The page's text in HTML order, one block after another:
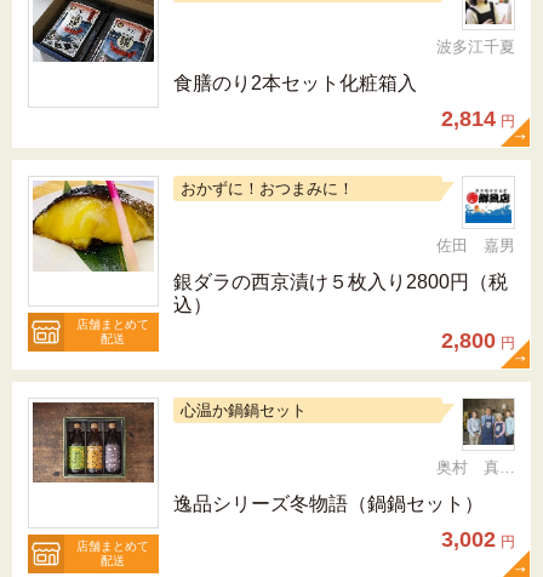
波多江千夏
食膳のり2本セット化粧箱入
2,814 円
店舗まとめて
配送
おかずに！おつまみに！
佐田 嘉男
銀ダラの西京漬け５枚入り2800円（税
込）
2,800 円
店舗まとめて
配送
心温か鍋鍋セット
奥村 真（ちか）
逸品シリーズ冬物語（鍋鍋セット）
3,002 円